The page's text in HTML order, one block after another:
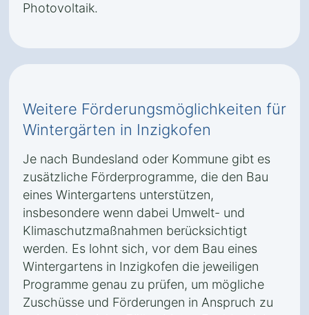
Photovoltaik.
Weitere Förderungsmöglichkeiten für
Wintergärten in Inzigkofen
Je nach Bundesland oder Kommune gibt es
zusätzliche Förderprogramme, die den Bau
eines Wintergartens unterstützen,
insbesondere wenn dabei Umwelt- und
Klimaschutzmaßnahmen berücksichtigt
werden. Es lohnt sich, vor dem Bau eines
Wintergartens in Inzigkofen die jeweiligen
Programme genau zu prüfen, um mögliche
Zuschüsse und Förderungen in Anspruch zu